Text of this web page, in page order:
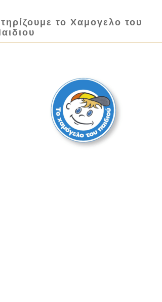
το Χαμογελο του